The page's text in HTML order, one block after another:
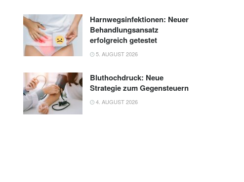
Harnwegsinfektionen: Neuer
Behandlungsansatz
erfolgreich getestet
5. AUGUST 2026
Bluthochdruck: Neue
Strategie zum Gegensteuern
4. AUGUST 2026